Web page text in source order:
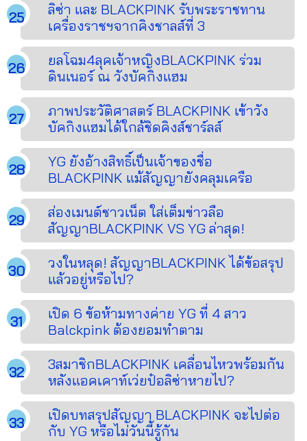
ลิซ่า และ BLACKPINK รับพระราชทาน
เครื่องราชฯจากคิงชาลส์ที่ 3
ยลโฉม4ลุคเจ้าหญิงBLACKPINK ร่วม
ดินเนอร์ ณ วังบัคกิงแฮม
ภาพประวัติศาสตร์ BLACKPINK เข้าวัง
บัคกิงแฮมได้ใกล้ชิดคิงส์ชาร์ลส์
YG ยังอ้างสิทธิ์เป็นเจ้าของชื่อ
BLACKPINK แม้สัญญายังคลุมเครือ
ส่องเมนต์ชาวเน็ต ใส่เต็มข่าวลือ
สัญญาBLACKPINK VS YG ล่าสุด!
วงในหลุด! สัญญาBLACKPINK ได้ข้อสรุป
แล้วอยู่หรือไป?
เปิด 6 ข้อห้ามทางค่าย YG ที่ 4 สาว
Balckpink ต้องยอมทำตาม
3สมาชิกBLACKPINK เคลื่อนไหวพร้อมกัน
หลังแอคเคาท์เว่ยป๋อลิซ่าหายไป?
เปิดบทสรุปสัญญา BLACKPINK จะไปต่อ
กับ YG หรือไม่วันนี้รู้กัน